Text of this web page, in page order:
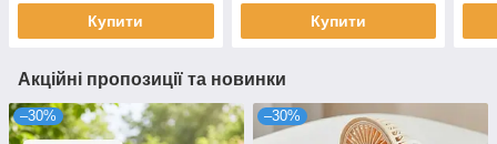
Купити Купити
Акційні пропозиції та новинки
–30% –30%